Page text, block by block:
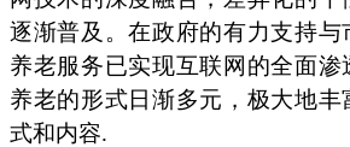
逐渐普及。在政府的有力支持与
养老服务已实现互联网的全面渗
养老的形式日渐多元，极大地丰
式和内容.